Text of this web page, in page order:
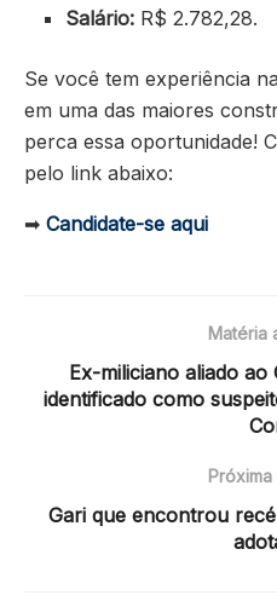
Salário: R$ 2.782,28.
Se você tem experiência
em uma das maiores
perca essa oportunidade!
pelo link abaixo:
➡ Candidate-se aqui
Matéria
Ex-miliciano aliado
identificado como
Próxima
Gari que encontrou